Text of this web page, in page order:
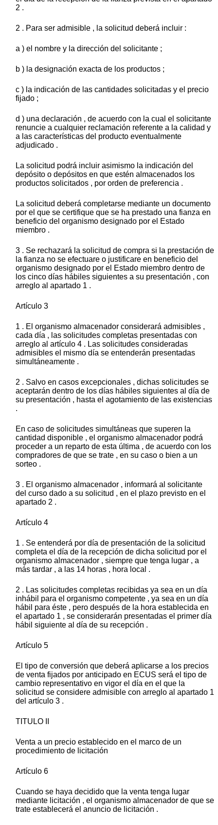
2 .
2 . Para ser admisible , la solicitud deberá incluir :
a ) el nombre y la dirección del solicitante ;
b ) la designación exacta de los productos ;
c ) la indicación de las cantidades solicitadas y el precio
fijado ;
d ) una declaración , de acuerdo con la cual el solicitante
renuncie a cualquier reclamación referente a la calidad y
a las características del producto eventualmente
adjudicado .
La solicitud podrá incluir asimismo la indicación del
depósito o depósitos en que estén almacenados los
productos solicitados , por orden de preferencia .
La solicitud deberá completarse mediante un documento
por el que se certifique que se ha prestado una fianza en
beneficio del organismo designado por el Estado
miembro .
3 . Se rechazará la solicitud de compra si la prestación de
la fianza no se efectuare o justificare en beneficio del
organismo designado por el Estado miembro dentro de
los cinco días hábiles siguientes a su presentación , con
arreglo al apartado 1 .
Artículo 3
1 . El organismo almacenador considerará admisibles ,
cada día , las solicitudes completas presentadas con
arreglo al artículo 4 . Las solicitudes consideradas
admisibles el mismo día se entenderán presentadas
simultáneamente .
2 . Salvo en casos excepcionales , dichas solicitudes se
aceptarán dentro de los días hábiles siguientes al día de
su presentación , hasta el agotamiento de las existencias
.
En caso de solicitudes simultáneas que superen la
cantidad disponible , el organismo almacenador podrá
proceder a un reparto de esta última , de acuerdo con los
compradores de que se trate , en su caso o bien a un
sorteo .
3 . El organismo almacenador , informará al solicitante
del curso dado a su solicitud , en el plazo previsto en el
apartado 2 .
Artículo 4
1 . Se entenderá por día de presentación de la solicitud
completa el día de la recepción de dicha solicitud por el
organismo almacenador , siempre que tenga lugar , a
más tardar , a las 14 horas , hora local .
2 . Las solicitudes completas recibidas ya sea en un día
inhábil para el organismo competente , ya sea en un día
hábil para éste , pero después de la hora establecida en
el apartado 1 , se considerarán presentadas el primer día
hábil siguiente al día de su recepción .
Artículo 5
El tipo de conversión que deberá aplicarse a los precios
de venta fijados por anticipado en ECUS será el tipo de
cambio representativo en vigor el día en el que la
solicitud se considere admisible con arreglo al apartado 1
del artículo 3 .
TITULO II
Venta a un precio establecido en el marco de un
procedimiento de licitación
Artículo 6
Cuando se haya decidido que la venta tenga lugar
mediante licitación , el organismo almacenador de que se
trate establecerá el anuncio de licitación .